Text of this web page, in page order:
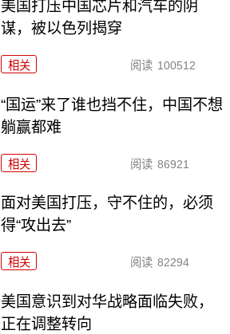
美国打压中国芯片和汽车的阴
谋，被以色列揭穿
相关 阅读 100512
“国运”来了谁也挡不住，中国不想
躺赢都难
相关 阅读 86921
面对美国打压，守不住的，必须
得“攻出去”
相关 阅读 82294
美国意识到对华战略面临失败，
正在调整转向